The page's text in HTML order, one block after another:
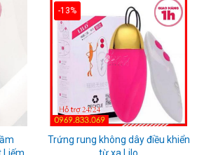
Liếm
-13%
Trứng rung không dây điều khiển
từ xa Lilo